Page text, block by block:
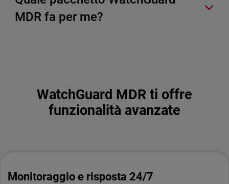
MDR fa per me?
WatchGuard MDR ti offre
funzionalità avanzate
Monitoraggio e risposta 24/7